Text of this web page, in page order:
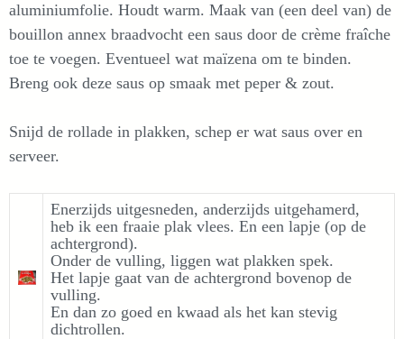
aluminiumfolie. Houdt warm. Maak van (een deel van) de
bouillon annex braadvocht een saus door de crème fraîche
toe te voegen. Eventueel wat maïzena om te binden.
Breng ook deze saus op smaak met peper & zout.
Snijd de rollade in plakken, schep er wat saus over en
serveer.
Enerzijds uitgesneden, anderzijds uitgehamerd,
heb ik een fraaie plak vlees. En een lapje (op de
achtergrond).
Onder de vulling, liggen wat plakken spek.
Het lapje gaat van de achtergrond bovenop de
vulling.
En dan zo goed en kwaad als het kan stevig
dichtrollen.